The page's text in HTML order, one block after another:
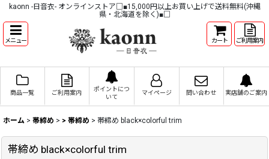
kaonn -日音衣- オンラインストア□■15,000円以上お買い上げで送料無料(沖縄
県・北海道を除く)■□
メニュー カート ご利用案内
商品一覧 ご利用案内
ポイントにつ
いて
マイページ 問い合わせ 実店舗のご案内
ホーム > 帯締め > > 帯締め > 帯締め black×colorful trim
帯締め black×colorful trim